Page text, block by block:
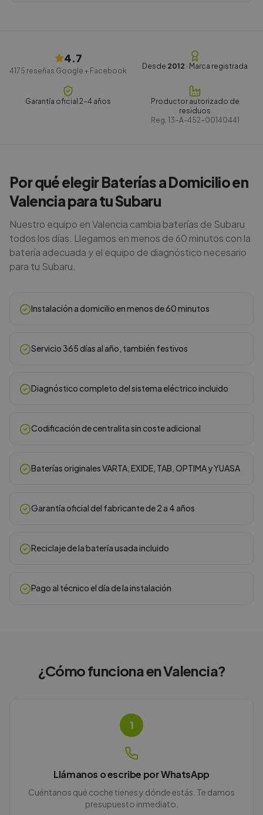
4.7
4175 reseñas Google + Facebook
Desde 2012 · Marca registrada
Garantía oficial 2-4 años
Productor autorizado de
residuos
Reg. 13-A-452-00140441
Por qué elegir Baterías a Domicilio en
Valencia para tu Subaru
Nuestro equipo en Valencia cambia baterías de Subaru
todos los días. Llegamos en menos de 60 minutos con la
batería adecuada y el equipo de diagnóstico necesario
para tu Subaru.
Instalación a domicilio en menos de 60 minutos
Servicio 365 días al año, también festivos
Diagnóstico completo del sistema eléctrico incluido
Codificación de centralita sin coste adicional
Baterías originales VARTA, EXIDE, TAB, OPTIMA y YUASA
Garantía oficial del fabricante de 2 a 4 años
Reciclaje de la batería usada incluido
Pago al técnico el día de la instalación
¿Cómo funciona enValencia?
1
Llámanos o escribe por WhatsApp
Cuéntanos qué coche tienes y dónde estás. Te damos
presupuesto inmediato.